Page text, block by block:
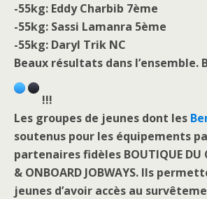
-55kg: Eddy Charbib 7ème
-55kg: Sassi Lamanra 5ème
-55kg: Daryl Trik NC
Beaux résultats dans l’ensemble.
!!!
Les groupes de jeunes dont les
soutenus pour les équipements
partenaires fidèles BOUTIQUE DU
& ONBOARD JOBWAYS. Ils
jeunes d’avoir accès au